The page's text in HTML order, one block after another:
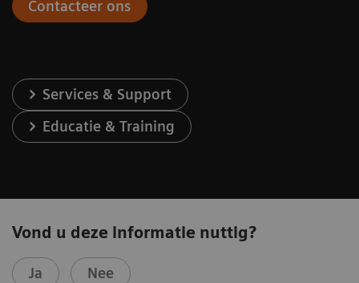
Contacteer ons
Services & Support
Educatie & Training
Vond u deze informatie nuttig?
Ja Nee